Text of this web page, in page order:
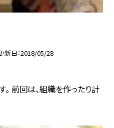
新日 2018/05/28
前回は、組織を作ったり計